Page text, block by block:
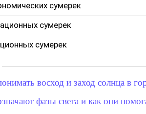
сумерек
сумерек
сумерек
восход и заход солнца в
фазы света и как они